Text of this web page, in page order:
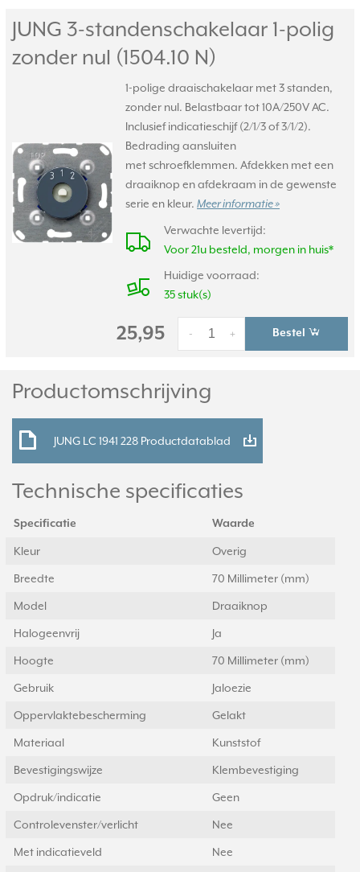
JUNG 3-standenschakelaar 1-polig
zonder nul (1504.10 N)
1-polige draaischakelaar met 3 standen,
zonder nul. Belastbaar tot 10A/250V AC.
Inclusief indicatieschijf (2/1/3 of 3/1/2).
Bedrading aansluiten
met schroefklemmen. Afdekken met een
draaiknop en afdekraam in de gewenste
serie en kleur. Meer informatie »
Verwachte levertijd:
Voor 21u besteld, morgen in huis*
Huidige voorraad:
35 stuk(s)
25,95 +
- Bestel
Productomschrijving
JUNG LC 1941 228 Productdatablad
Technische specificaties
Specificatie Waarde
Kleur Overig
Breedte 70 Millimeter (mm)
Model Draaiknop
Halogeenvrij Ja
Hoogte 70 Millimeter (mm)
Gebruik Jaloezie
Oppervlaktebescherming Gelakt
Materiaal Kunststof
Bevestigingswijze Klembevestiging
Opdruk/indicatie Geen
Controlevenster/verlicht Nee
Met indicatieveld Nee